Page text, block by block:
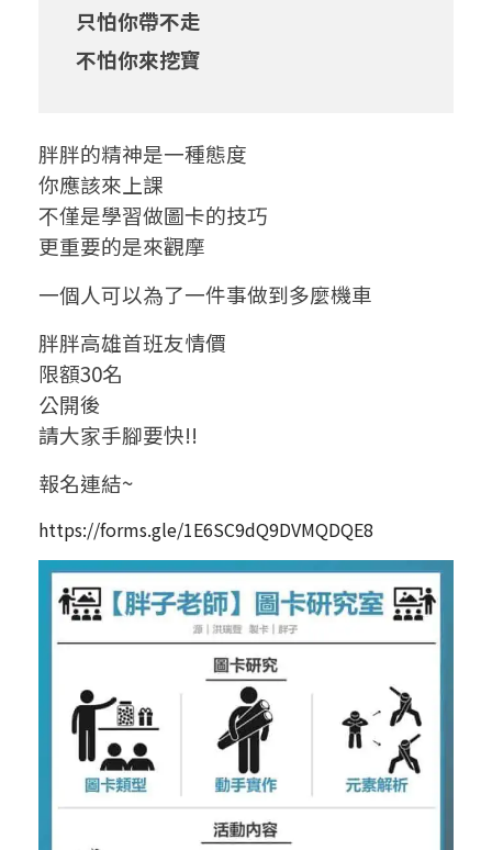
只怕你帶不走
不怕你來挖寶
胖胖的精神是一種態度
你應該來上課
不僅是學習做圖卡的技巧
更重要的是來觀摩
一個人可以為了一件事做到多麼機車
胖胖高雄首班友情價
限額30名
公開後
請大家手腳要快!!
報名連結~
https://forms.gle/1E6SC9dQ9DVMQDQE8